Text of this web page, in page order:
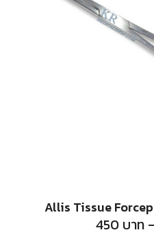
Allis Tissue Forcep
450 บาท